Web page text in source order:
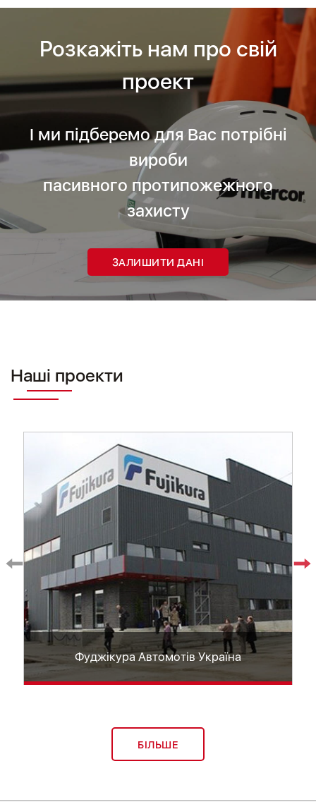
Розкажіть нам про свій
проект
І ми підберемо для Вас потрібні
вироби
пасивного протипожежного
захисту
ЗАЛИШИТИ ДАНІ
Наші проекти
Фуджікура Автомотів Україна
БІЛЬШЕ